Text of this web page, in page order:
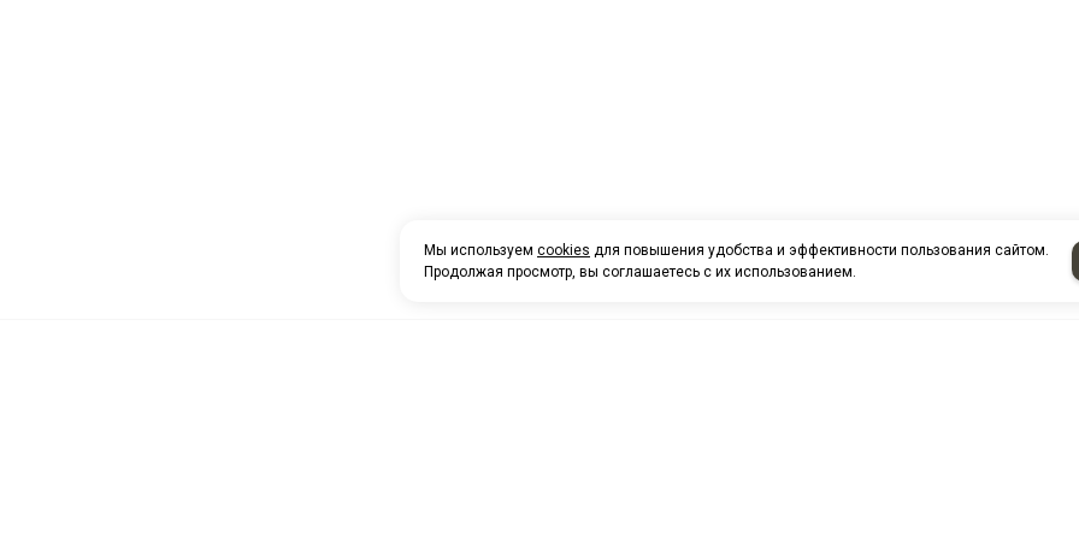
Мы используем cookies для повышения удобства и эффективности пользования сайтом.
Продолжая просмотр, вы соглашаетесь с их использованием.